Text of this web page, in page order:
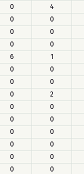
0
4
0
0
0
0
0
0
6
1
0
0
0
0
0
2
0
0
0
0
0
0
0
0
0
0
0
0